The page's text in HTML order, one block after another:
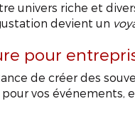
univers riche et
devient un
pour
de créer des
vos événements,